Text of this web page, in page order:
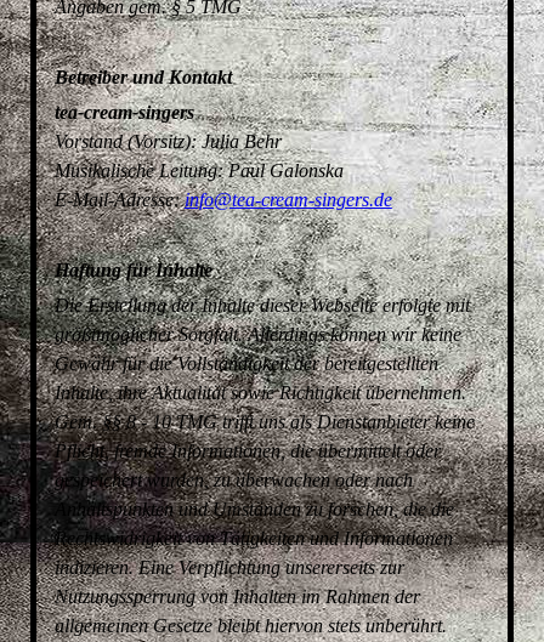
Angaben gem. § 5 TMG
Betreiber und Kontakt
tea-cream-singers
Vorstand (Vorsitz): Julia Behr
Musikalische Leitung: Paul Galonska
E-Mail-Adresse:info@tea-cream-singers.de
Haftung für Inhalte
Die Erstellung der Inhalte dieser Webseite erfolgte mit
größtmöglicher Sorgfalt. Allerdings können wir keine
Gewähr für die Vollständigkeit der bereitgestellten
Inhalte, ihre Aktualität sowie Richtigkeit übernehmen.
Gem. §§ 8 - 10 TMG trifft uns als Dienstanbieter keine
Pflicht, fremde Informationen, die übermittelt oder
gespeichert wurden, zu überwachen oder nach
Anhaltspunkten und Umständen zu forschen, die die
Rechtswidrigkeit von Tätigkeiten und Informationen
indizieren. Eine Verpflichtung unsererseits zur
Nutzungssperrung von Inhalten im Rahmen der
allgemeinen Gesetze bleibt hiervon stets unberührt.